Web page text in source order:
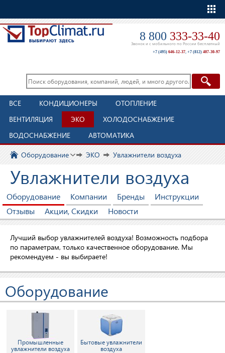
8 800 333-33-40
Звонок и с мобильного по России бесплатный
+7 (495) 646-12-37, +7 (812) 407-30-97
ВСЕ КОНДИЦИОНЕРЫ
ОТОПЛЕНИЕ
ВЕНТИЛЯЦИЯ
ЭКО
ХОЛОДОСНАБЖЕНИЕ
ВОДОСНАБЖЕНИЕ
АВТОМАТИКА
Оборудование ЭКО Увлажнители воздуха
Увлажнители воздуха
Оборудование Компании Бренды
Инструкции
Отзывы
Акции, Скидки Новости
Лучший выбор увлажнителей воздуха! Возможность подбора
по параметрам, только качественное оборудование. Мы
рекомендуем - вы выбираете!
Оборудование
Промышленные
увлажнители воздуха
Бытовые увлажнители
воздуха